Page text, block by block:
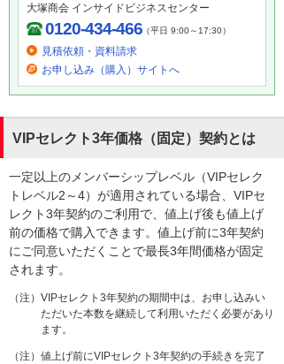
大塚商会 インサイドビジネスセンター
0120-434-466（平日 9:00～17:30）
見積依頼・資料請求
お申し込み（購入）サイトへ
VIPセレクト3年価格（固定）契約とは
一定以上のメンバーシップレベル（VIPセレク
トレベル2～4）が適用されている場合、VIPセ
レクト3年契約のご利用で、値上げ後も値上げ
前の価格で購入できます。値上げ前に3年契約
にご同意いただくことで最長3年間価格が固定
されます。
（注）VIPセレクト3年契約の期間中は、お申し込みい
ただいた本数を継続して利用いただく必要があり
ます。
（注）値上げ前にVIPセレクト3年契約の手続きを完了